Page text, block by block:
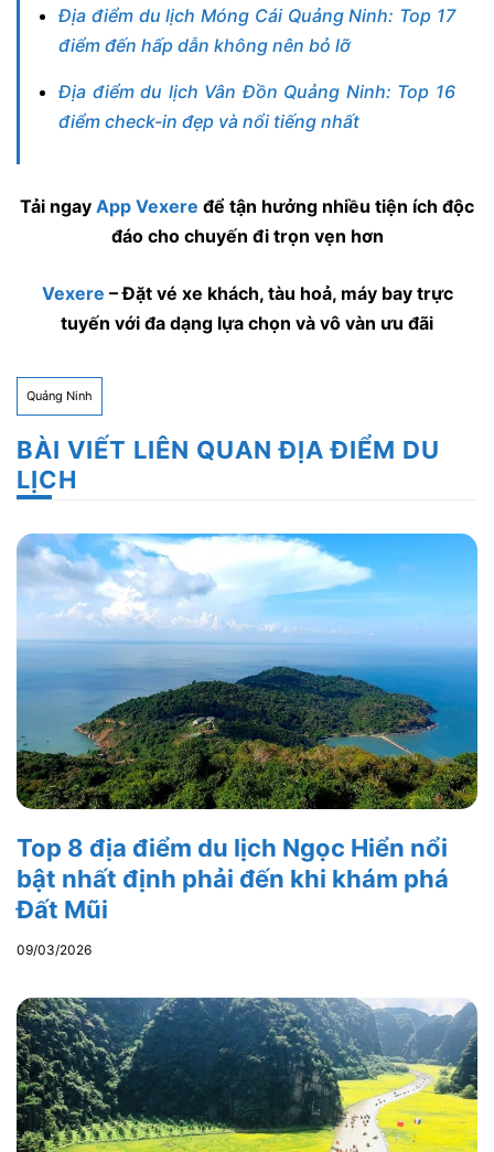
Địa điểm du lịch Móng Cái Quảng Ninh: Top 17
điểm đến hấp dẫn không nên bỏ lỡ
Địa điểm du lịch Vân Đồn Quảng Ninh: Top 16
điểm check-in đẹp và nổi tiếng nhất
Tải ngay App Vexere để tận hưởng nhiều tiện ích độc
đáo cho chuyến đi trọn vẹn hơn
Vexere – Đặt vé xe khách, tàu hoả, máy bay trực
tuyến với đa dạng lựa chọn và vô vàn ưu đãi
Quảng Ninh
BÀI VIẾT LIÊN QUAN ĐỊA ĐIỂM DU
LỊCH
Top 8 địa điểm du lịch Ngọc Hiển nổi
bật nhất định phải đến khi khám phá
Đất Mũi
09/03/2026